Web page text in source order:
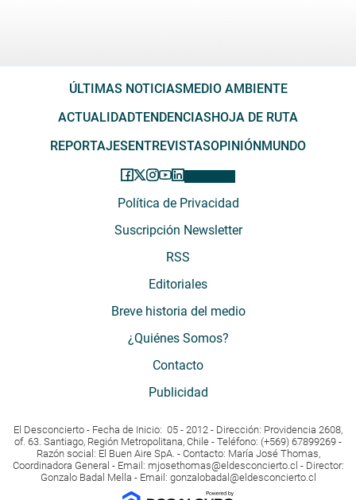
ÚLTIMAS NOTICIASMEDIO AMBIENTE
ACTUALIDADTENDENCIASHOJA DE RUTA
REPORTAJESENTREVISTASOPINIÓNMUNDO
Política de Privacidad
Suscripción Newsletter
RSS
Editoriales
Breve historia del medio
¿Quiénes Somos?
Contacto
Publicidad
El Desconcierto - Fecha de Inicio: 05 - 2012 - Dirección: Providencia 2608,
of. 63. Santiago, Región Metropolitana, Chile - Teléfono: (+569) 67899269 -
Razón social: El Buen Aire SpA. - Contacto: María José Thomas,
Coordinadora General - Email: mjosethomas@eldesconcierto.cl - Director:
Gonzalo Badal Mella - Email: gonzalobadal@eldesconcierto.cl